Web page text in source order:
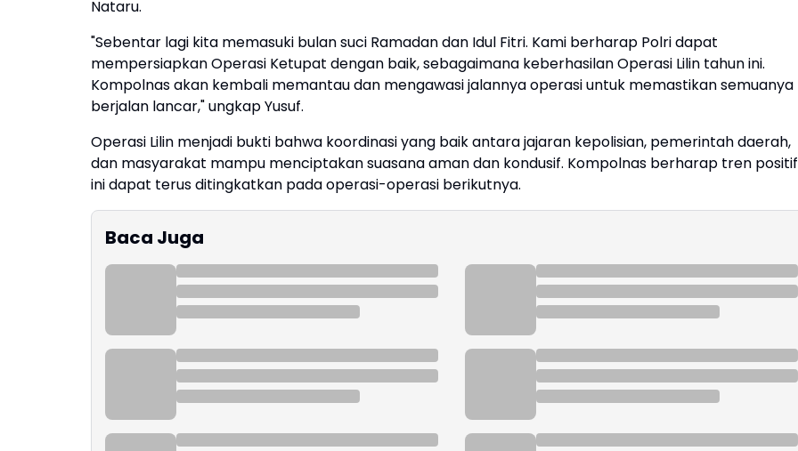
Nataru.
"Sebentar lagi kita memasuki bulan suci Ramadan dan Idul Fitri. Kami berharap Polri dapat
mempersiapkan Operasi Ketupat dengan baik, sebagaimana keberhasilan Operasi Lilin tahun ini.
Kompolnas akan kembali memantau dan mengawasi jalannya operasi untuk memastikan semuanya
berjalan lancar," ungkap Yusuf.
Operasi Lilin menjadi bukti bahwa koordinasi yang baik antara jajaran kepolisian, pemerintah daerah,
dan masyarakat mampu menciptakan suasana aman dan kondusif. Kompolnas berharap tren positif
ini dapat terus ditingkatkan pada operasi-operasi berikutnya.
Baca Juga